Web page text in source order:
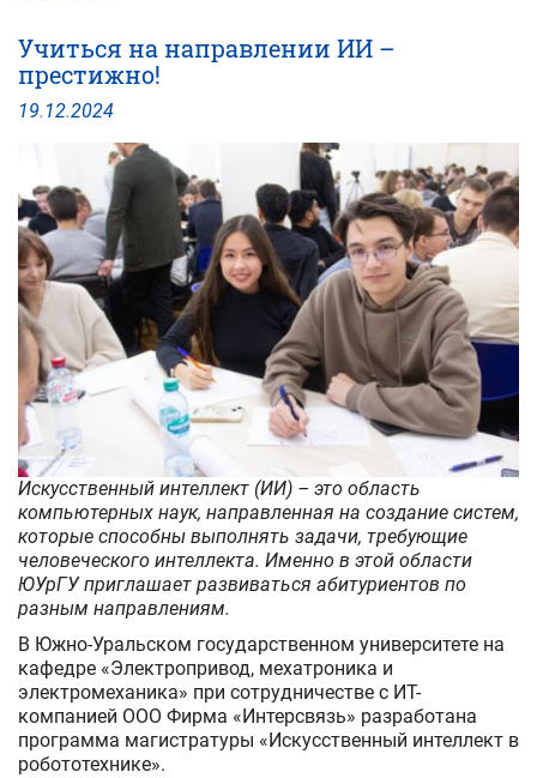
стартовал
интенсив
для
«ИИ-
трансформация
профессии:
новые
горизонты
с
цифровым
ассистентом»
Учиться на направлении ИИ –
престижно!
19. 12.2024
Искусственный интеллект (ИИ) – это область
компьютерных наук, направленная на создание систем,
которые способны выполнять задачи, требующие
человеческого интеллекта. Именно в этой области
ЮУрГУ приглашает развиваться абитуриентов по
разным направлениям.
В Южно-Уральском государственном университете на
кафедре «Электропривод, мехатроника и
электромеханика» при сотрудничестве с ИТ-
компанией ООО Фирма «Интерсвязь» разработана
программа магистратуры «Искусственный интеллект в
робототехнике».